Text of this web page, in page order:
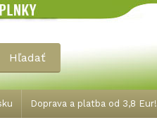
Doprava a platba od 3,8 Eur!
Hľadať